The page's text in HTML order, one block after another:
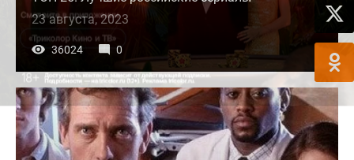
23 августа, 2023
36024 0